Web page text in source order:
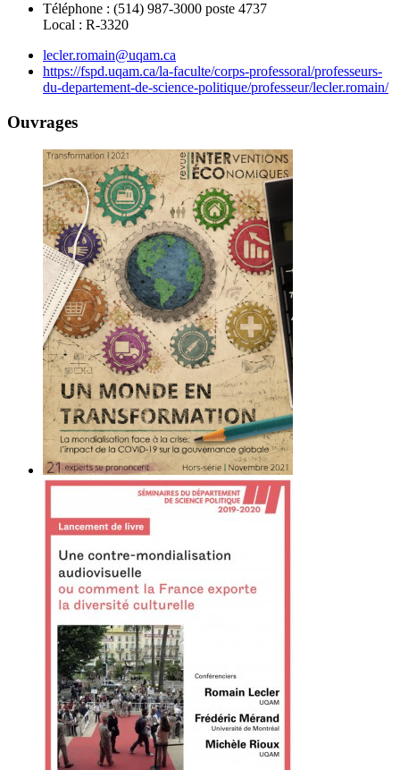
Téléphone : (514) 987-3000 poste 4737
Local : R-3320
lecler.romain@uqam.ca
https://fspd.uqam.ca/la-faculte/corps-professoral/professeurs-
du-departement-de-science-politique/professeur/lecler.romain/
Ouvrages